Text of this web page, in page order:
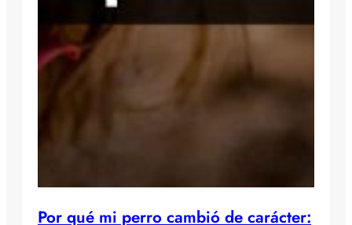
Por qué mi perro cambió de carácter: